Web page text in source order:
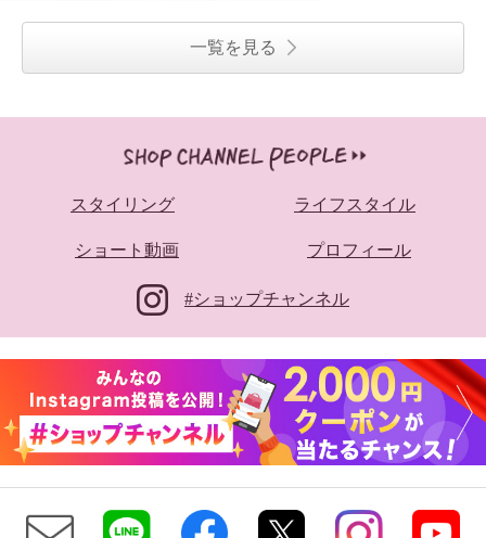
一覧を見る
スタイリング ライフスタイル
ショート動画 プロフィール
#ショップチャンネル